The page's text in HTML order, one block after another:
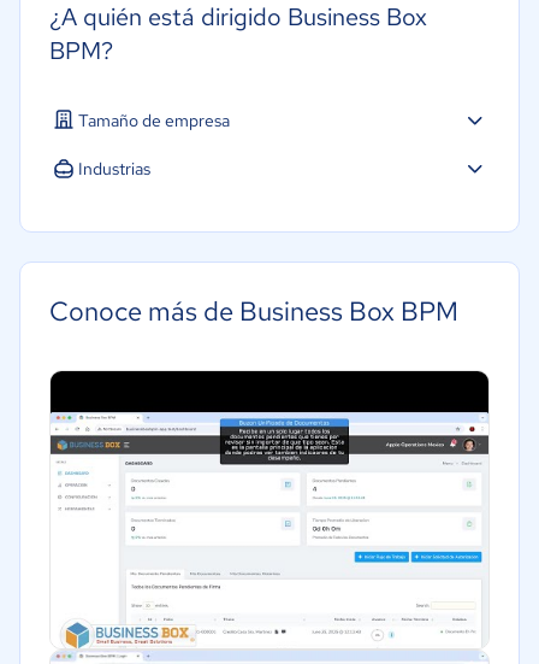
¿A quién está dirigido Business Box
BPM?
Tamaño de empresa
Micro: 1 a 9 trabajadores
Industrias
Hotelería / Viajes
Seguros
Legales
Farmacéutica
Bienes raíces
Software / TI
Telecomunicaciones
Conoce más de Business Box BPM